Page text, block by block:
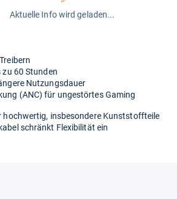
Aktuelle Info wird geladen...
60 Stunden
Nutzungsdauer
(ANC) für ungestörtes Gaming
insbesondere Kunststoffteile
schränkt Flexibilität ein